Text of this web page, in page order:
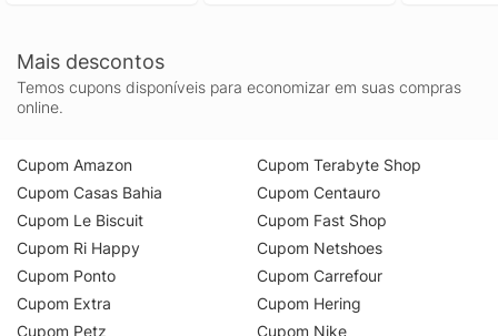
Mais descontos
Temos cupons disponíveis para economizar em suas compras
online.
Cupom Amazon
Cupom Casas Bahia
Cupom Le Biscuit
Cupom Ri Happy
Cupom Ponto
Cupom Extra
Cupom Petz
Cupom Terabyte Shop
Cupom Centauro
Cupom Fast Shop
Cupom Netshoes
Cupom Carrefour
Cupom Hering
Cupom Nike